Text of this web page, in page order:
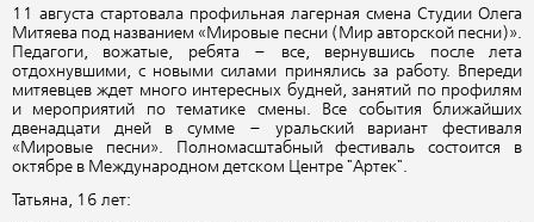
11 августа стартовала профильная лагерная смена Студии Олега
Митяева под названием «Мировые песни (Мир авторской песни)».
Педагоги, вожатые, ребята – все, вернувшись после лета
отдохнувшими, с новыми силами принялись за работу. Впереди
митяевцев ждет много интересных будней, занятий по профилям
и мероприятий по тематике смены. Все события ближайших
двенадцати дней в сумме – уральский вариант фестиваля
«Мировые песни». Полномасштабный фестиваль состоится в
октябре в Международном детском Центре "Артек".
Татьяна, 16 лет: